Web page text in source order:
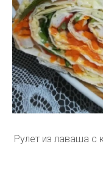
Рулет из лаваша с